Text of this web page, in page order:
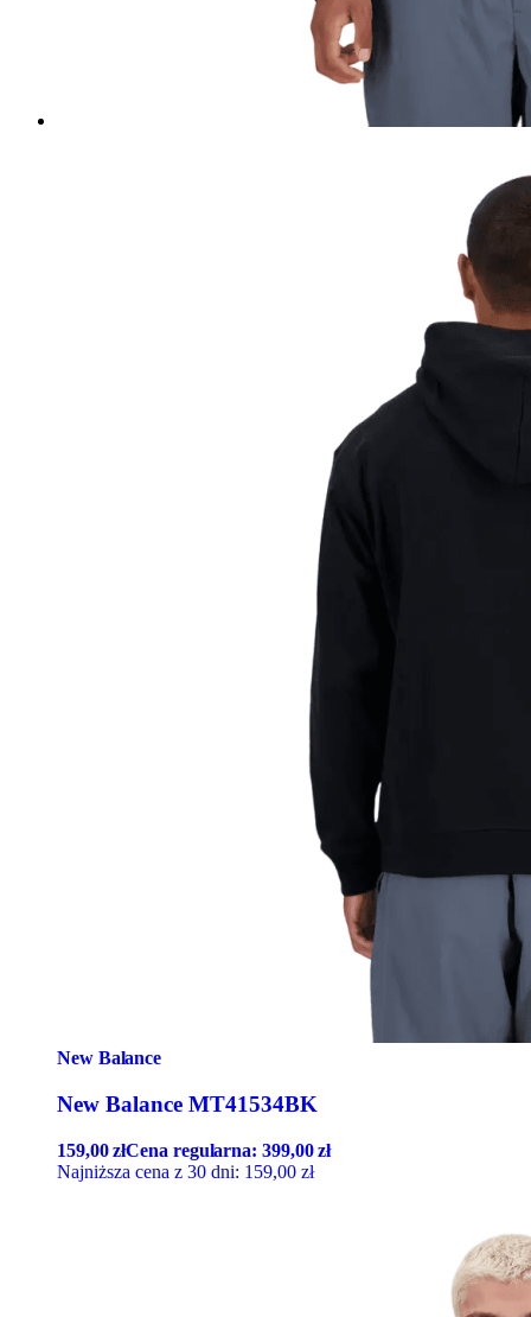
New Balance
New Balance MT41534BK
159,00złCena regularna:399,00zł
Najniższa cena z 30 dni: 159,00 zł